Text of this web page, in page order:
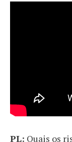
PL: Quais os